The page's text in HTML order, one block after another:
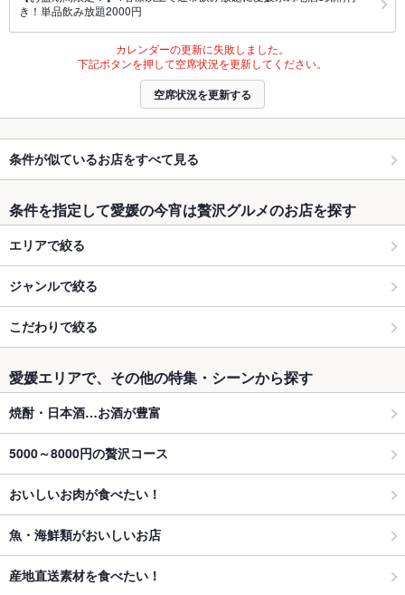
き！単品飲み放題2000円
カレンダーの更新に失敗しました。
下記ボタンを押して空席状況を更新してください。
空席状況を更新する
条件が似ているお店をすべて見る
条件を指定して愛媛の今宵は贅沢グルメのお店を探す
エリアで絞る
ジャンルで絞る
こだわりで絞る
愛媛エリアで、その他の特集・シーンから探す
焼酎・日本酒…お酒が豊富
5000～8000円の贅沢コース
おいしいお肉が食べたい！
魚・海鮮類がおいしいお店
産地直送素材を食べたい！